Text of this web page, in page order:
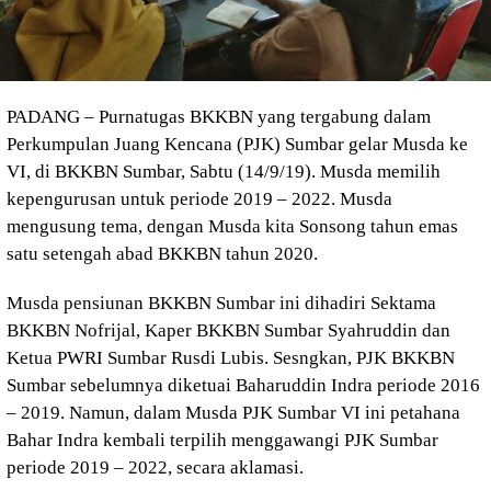
PADANG – Purnatugas BKKBN yang tergabung dalam
Perkumpulan Juang Kencana (PJK) Sumbar gelar Musda ke
VI, di BKKBN Sumbar, Sabtu (14/9/19). Musda memilih
kepengurusan untuk periode 2019 – 2022. Musda
mengusung tema, dengan Musda kita Sonsong tahun emas
satu setengah abad BKKBN tahun 2020.
Musda pensiunan BKKBN Sumbar ini dihadiri Sektama
BKKBN Nofrijal, Kaper BKKBN Sumbar Syahruddin dan
Ketua PWRI Sumbar Rusdi Lubis. Sesngkan, PJK BKKBN
Sumbar sebelumnya diketuai Baharuddin Indra periode 2016
– 2019. Namun, dalam Musda PJK Sumbar VI ini petahana
Bahar Indra kembali terpilih menggawangi PJK Sumbar
periode 2019 – 2022, secara aklamasi.